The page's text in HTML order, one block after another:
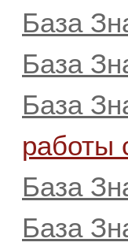
База
База
База
работы
База
База